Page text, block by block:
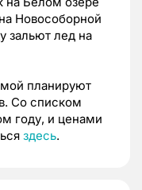
Новособорной
зальют лед на
планируют
Со списком
году, и ценами
здесь.